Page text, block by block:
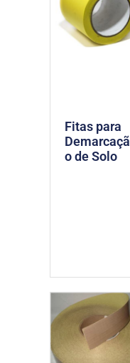
Fitas para
Demarcaçã
o de Solo